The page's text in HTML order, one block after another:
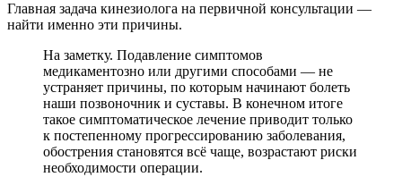
Главная задача кинезиолога на первичной консультации —
найти именно эти причины.
На заметку. Подавление симптомов
медикаментозно или другими способами — не
устраняет причины, по которым начинают болеть
наши позвоночник и суставы. В конечном итоге
такое симптоматическое лечение приводит только
к постепенному прогрессированию заболевания,
обострения становятся всё чаще, возрастают риски
необходимости операции.